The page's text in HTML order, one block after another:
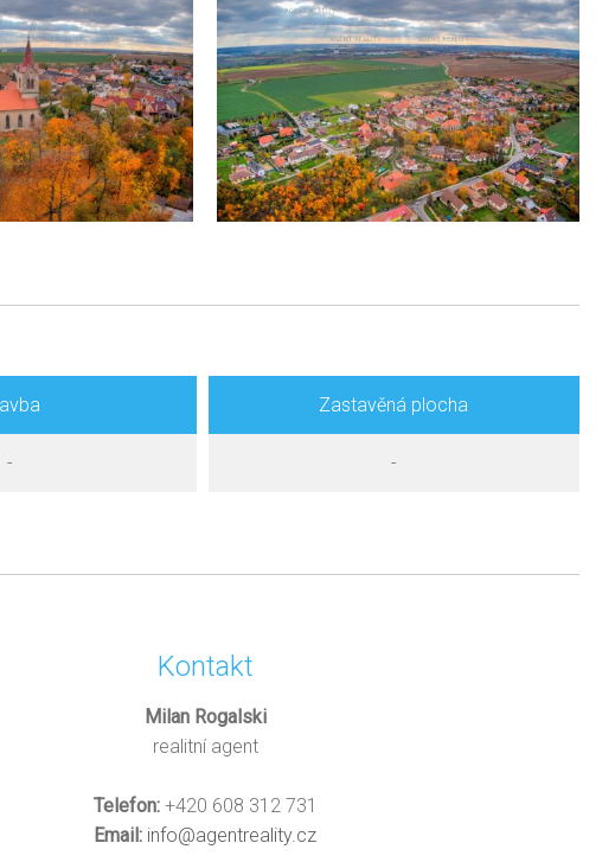
-
Zastavěná plocha
-
Kontakt
Milan Rogalski
realitní agent
Telefon:+420 608 312 731
Email: info@agentreality.cz